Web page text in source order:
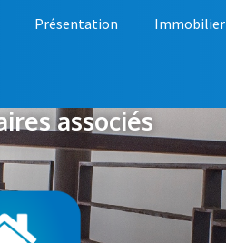
Présentation Immobilier
associés